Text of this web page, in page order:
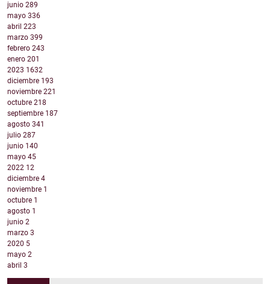
junio 289
mayo 336
abril 223
marzo 399
febrero 243
enero 201
2023 1632
diciembre 193
noviembre 221
octubre 218
septiembre 187
agosto 341
julio 287
junio 140
mayo 45
2022 12
diciembre 4
noviembre 1
octubre 1
agosto 1
junio 2
marzo 3
2020 5
mayo 2
abril 3